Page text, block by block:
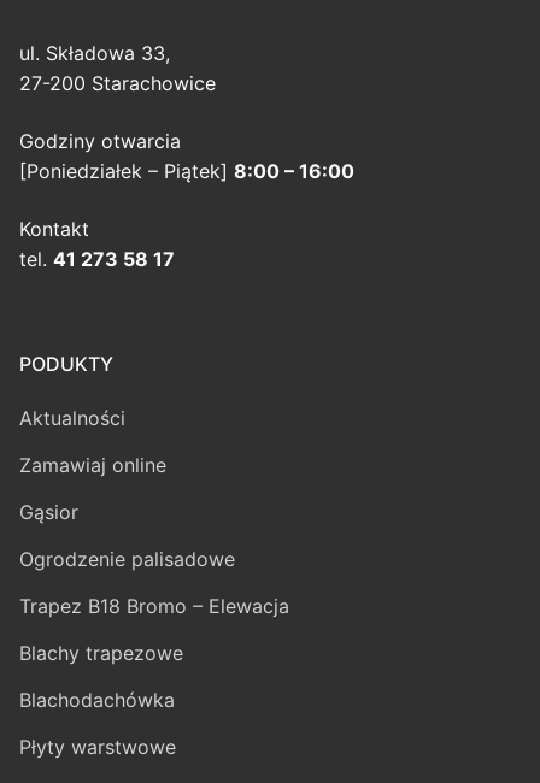
ul. Składowa 33,
27-200 Starachowice
Godziny otwarcia
[Poniedziałek – Piątek] 8:00 – 16:00
Kontakt
tel. 41 273 58 17
PODUKTY
Aktualności
Zamawiaj online
Gąsior
Ogrodzenie palisadowe
Trapez B18 Bromo – Elewacja
Blachy trapezowe
Blachodachówka
Płyty warstwowe